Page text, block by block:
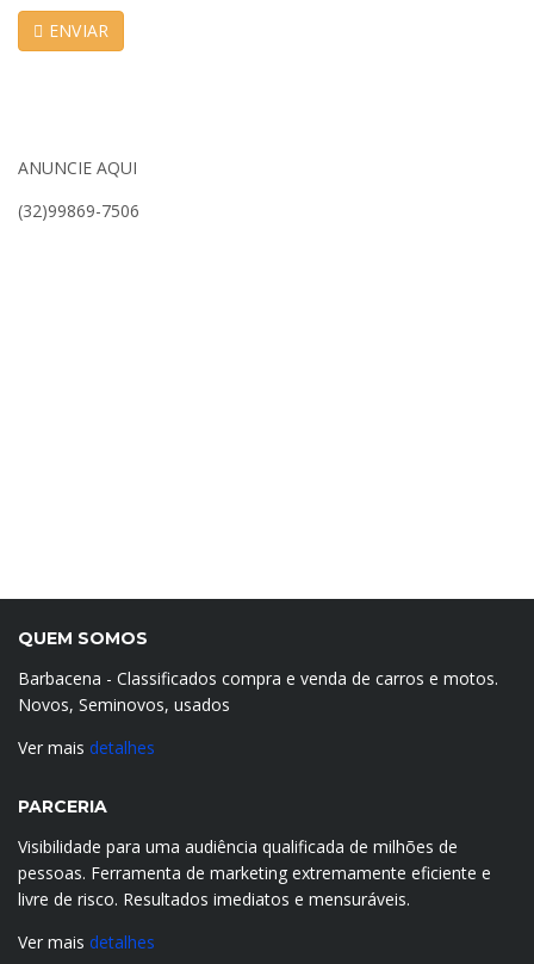
ENVIAR
ANUNCIE AQUI
(32)99869-7506
QUEM SOMOS
Barbacena - Classificados compra e venda de carros e motos.
Novos, Seminovos, usados
Ver mais detalhes
PARCERIA
Visibilidade para uma audiência qualificada de milhões de
pessoas. Ferramenta de marketing extremamente eficiente e
livre de risco. Resultados imediatos e mensuráveis.
Ver mais detalhes